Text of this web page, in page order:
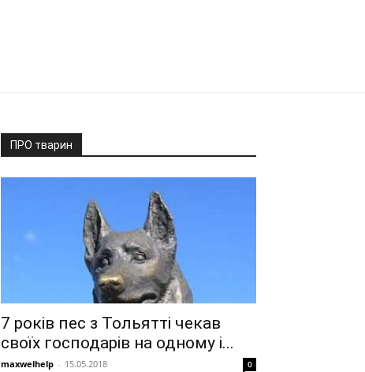
ПРО тварин
7 років пес з Тольятті чекав
своїх господарів на одному і...
maxwelhelp - 15.05.2018 0